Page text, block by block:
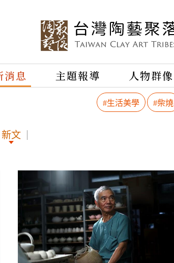
消息 主題報導 人物群像
#生活美學 #柴燒
新文